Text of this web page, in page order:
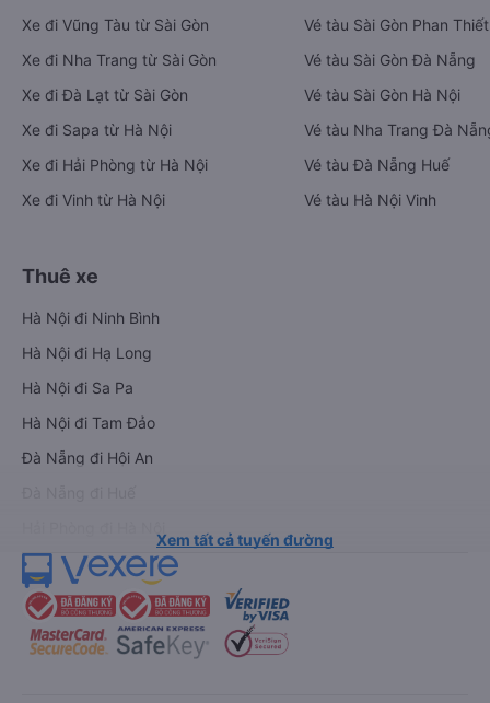
Xe đi Vũng Tàu từ Sài Gòn
Xe đi Nha Trang từ Sài Gòn
Xe đi Đà Lạt từ Sài Gòn
Xe đi Sapa từ Hà Nội
Xe đi Hải Phòng từ Hà Nội
Xe đi Vinh từ Hà Nội
Vé tàu Sài Gòn Phan Thiết
Vé tàu Sài Gòn Đà Nẵng
Vé tàu Sài Gòn Hà Nội
Vé tàu Nha Trang Đà
Vé tàu Đà Nẵng Huế
Vé tàu Hà Nội Vinh
Thuê xe
Hà Nội đi Ninh Bình
Hà Nội đi Hạ Long
Hà Nội đi Sa Pa
Hà Nội đi Tam Đảo
Đà Nẵng đi Hội An
Xem tất cả tuyến đường